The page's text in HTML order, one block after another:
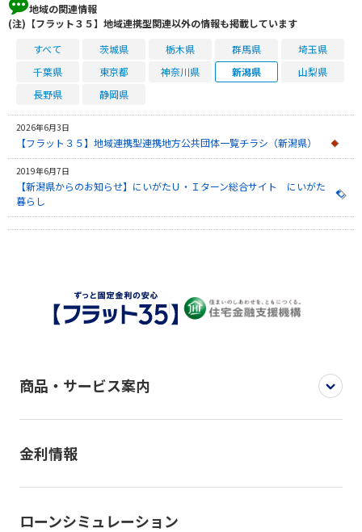
地域の関連情報
(注)【フラット３５】地域連携型関連以外の情報も掲載しています
すべて
茨城県 栃木県 群馬県
埼玉県
千葉県
東京都 神奈川県 新潟県
山梨県
長野県
静岡県
2026年6月3日
【フラット３５】地域連携型連携地方公共団体一覧チラシ（新潟県）
2019年6月7日
【新潟県からのお知らせ】にいがたＵ・Ｉターン総合サイト にいがた
暮らし
商品・サービス案内
金利情報
ローンシミュレーション